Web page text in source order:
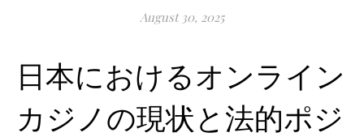
August 30, 2025
日本におけるオンライン
カジノの現状と法的ポジ